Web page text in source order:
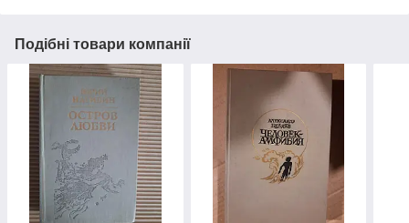
Подібні товари компанії